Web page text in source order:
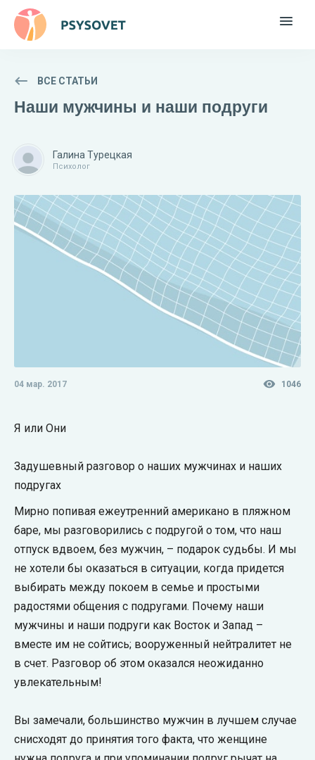
ВСЕ СТАТЬИ
Наши мужчины и наши подруги
Галина Турецкая
Психолог
04 мар. 2017 1046
Я или Они
Задушевный разговор о наших мужчинах и наших
подругах
Мирно попивая ежеутренний американо в пляжном
баре, мы разговорились с подругой о том, что наш
отпуск вдвоем, без мужчин, – подарок судьбы. И мы
не хотели бы оказаться в ситуации, когда придется
выбирать между покоем в семье и простыми
радостями общения с подругами. Почему наши
мужчины и наши подруги как Восток и Запад –
вместе им не сойтись; вооруженный нейтралитет не
в счет. Разговор об этом оказался неожиданно
увлекательным!
Вы замечали, большинство мужчин в лучшем случае
снисходят до принятия того факта, что женщине